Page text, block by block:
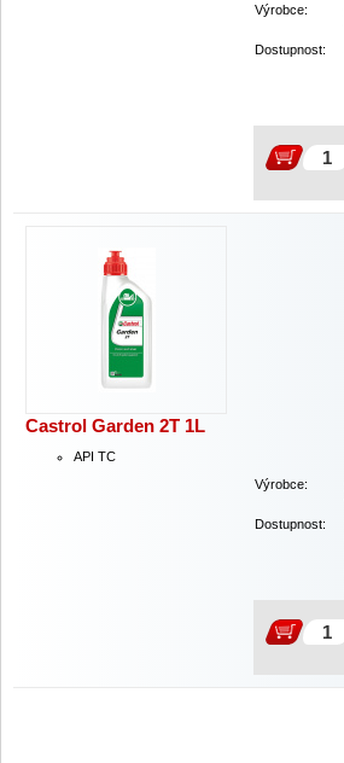
Výrobce:
Dostupnost:
Castrol Garden 2T 1L
API TC
Výrobce:
Dostupnost: